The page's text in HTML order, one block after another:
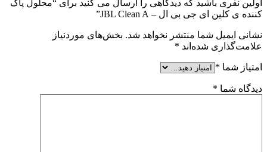
اولین نفری باشید که دیدگاهی را ارسال می کنید برای “محلول پاک
کننده ی کلین ای جی بی ال – JBL Clean A”
نشانی ایمیل شما منتشر نخواهد شد. بخش‌های موردنیاز
علامت‌گذاری شده‌اند *
امتیاز شما *
دیدگاه شما *